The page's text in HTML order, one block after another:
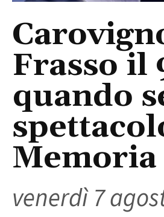
Frasso il
quando
Memoria
venerdì 7